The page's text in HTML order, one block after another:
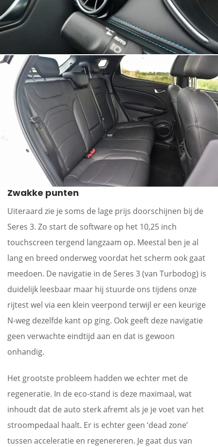
Zwakke punten
Uiteraard zie je soms de lage prijs doorschijnen bij de
Seres 3. Zo start de software op het 10,25 inch
touchscreen tergend langzaam op. Meestal ben je al
lang en breed onderweg voordat het scherm ook gaat
meedoen. De navigatie in de Seres 3 (van Turbodog) is
duidelijk leesbaar maar hij stuurde ons tijdens onze
rijtest wel via een klein veerpond terwijl er een keurige
N-weg dezelfde kant op ging. Ook geeft deze navigatie
geen verwachte eindtijd aan en dat is gewoon
onhandig.
Het grootste probleem hadden we echter met de
regeneratie. In de eco-stand is deze maximaal, wat
inhoudt dat de auto sterk afremt als je je voet van het
stroompedaal haalt. Er is echter geen ‘dead zone’
tussen acceleratie en regenereren. Je gaat dus van